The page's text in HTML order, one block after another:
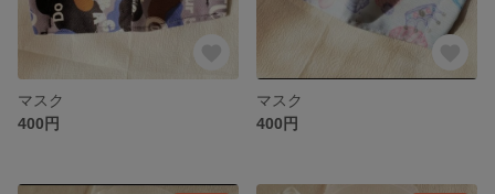
マスク
400円
マスク
400円